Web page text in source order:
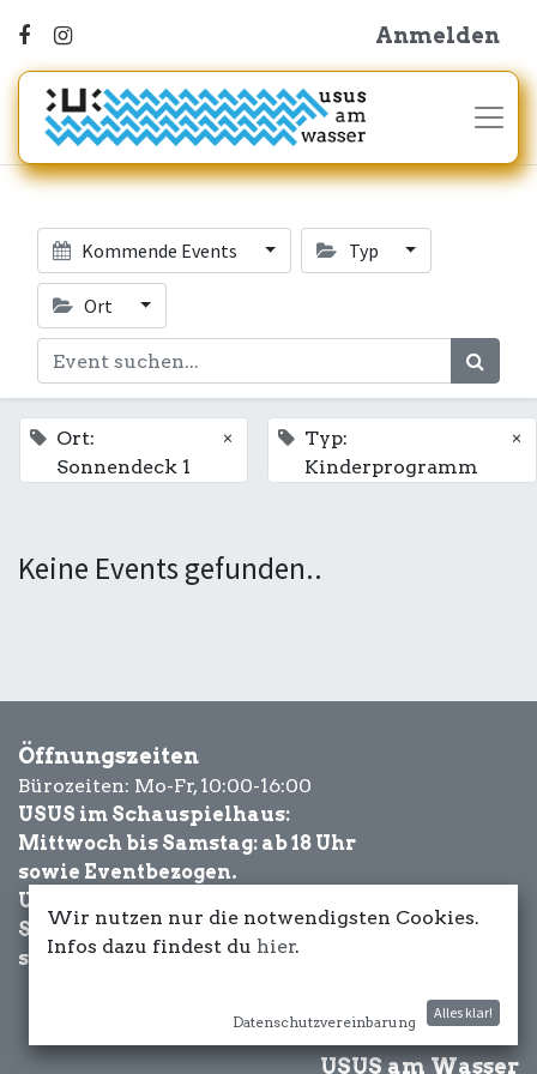
Anmelden
Kommende Events Typ
Ort
Ort:
Sonnendeck 1
×
Typ:
Kinderprogramm
×
Keine Events gefunden..
Öffnungszeiten
Bürozeiten: Mo-Fr, 10:00-16:00
USUS im Schauspielhaus:
Mittwoch bis Samstag: ab 18 Uhr
sowie Eventbezogen.
USUS am Wasser:
Schönwetter-
sowie Eventbezogen.
USUS am Wasser
Wir nutzen nur die notwendigsten Cookies.
Infos dazu findest du hier.
Datenschutzvereinbarung
Alles klar!